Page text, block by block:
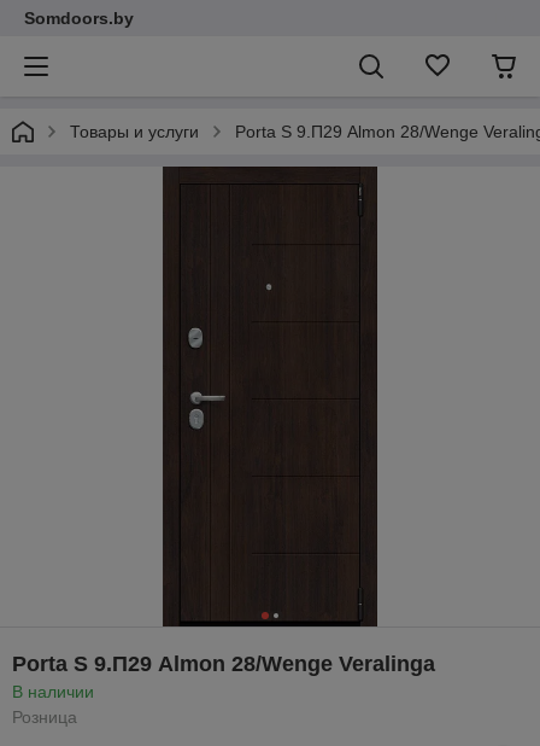
Somdoors.by
Товары и услуги Porta S 9.П29 Almon 28/Wenge
Porta S 9.П29 Almon 28/Wenge Veralinga
В наличии
Розница